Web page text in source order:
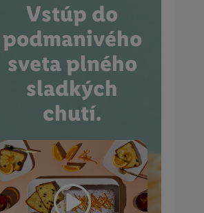
Vstúp do
podmanivého
sveta plného
sladkých
chutí.